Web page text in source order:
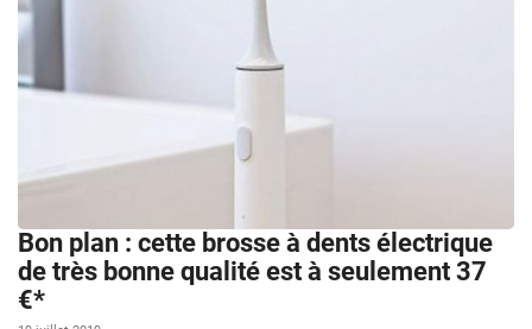
Bon plan : cette brosse à dents électrique
de très bonne qualité est à seulement 37
€*